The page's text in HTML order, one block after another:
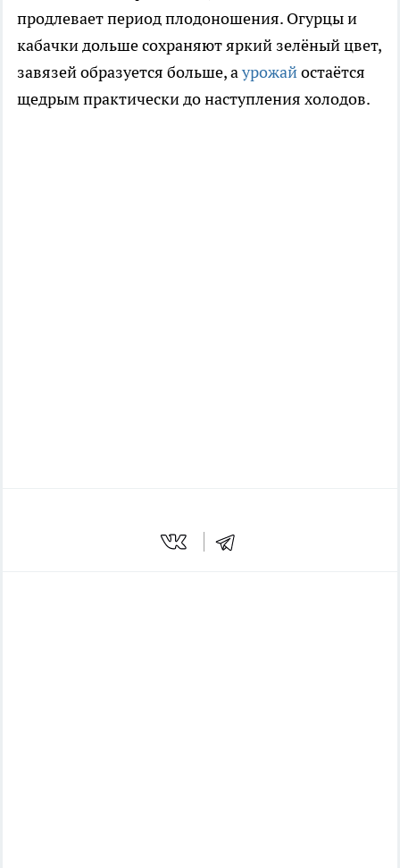
продлевает период плодоношения. Огурцы и
кабачки дольше сохраняют яркий зелёный цвет,
завязей образуется больше, аурожайостаётся
щедрым практически до наступления холодов.